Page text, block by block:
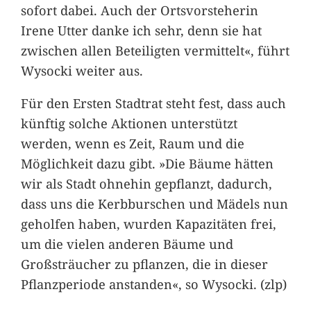
sofort dabei. Auch der Ortsvorsteherin
Irene Utter danke ich sehr, denn sie hat
zwischen allen Beteiligten vermittelt«, führt
Wysocki weiter aus.
Für den Ersten Stadtrat steht fest, dass auch
künftig solche Aktionen unterstützt
werden, wenn es Zeit, Raum und die
Möglichkeit dazu gibt. »Die Bäume hätten
wir als Stadt ohnehin gepflanzt, dadurch,
dass uns die Kerbburschen und Mädels nun
geholfen haben, wurden Kapazitäten frei,
um die vielen anderen Bäume und
Großsträucher zu pflanzen, die in dieser
Pflanzperiode anstanden«, so Wysocki. (zlp)